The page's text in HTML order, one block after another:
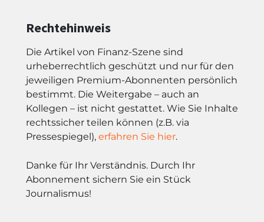
Rechtehinweis
Die Artikel von Finanz-Szene sind
urheberrechtlich geschützt und nur für den
jeweiligen Premium-Abonnenten persönlich
bestimmt. Die Weitergabe – auch an
Kollegen – ist nicht gestattet. Wie Sie Inhalte
rechtssicher teilen können (z.B. via
Pressespiegel), erfahren Sie hier.
Danke für Ihr Verständnis. Durch Ihr
Abonnement sichern Sie ein Stück
Journalismus!